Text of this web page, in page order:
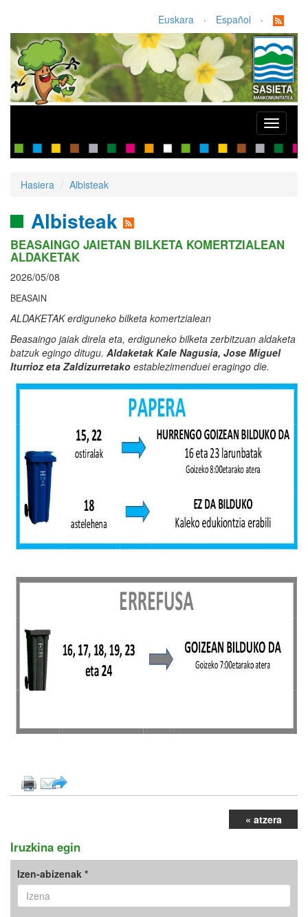
Euskara · Español ·
Toggle
Hasiera Albisteak
Albisteak
BEASAINGO JAIETAN BILKETA KOMERTZIALEAN
ALDAKETAK
2026/05/08
BEASAIN
ALDAKETAK erdiguneko bilketa komertzialean
Beasaingo jaiak direla eta, erdiguneko bilketa zerbitzuan aldaketa
batzuk egingo ditugu. Aldaketak Kale Nagusia, Jose Miguel
Iturrioz eta Zaldizurretako establezimenduei eragingo die.
« atzera
Iruzkina egin
Izen-abizenak *